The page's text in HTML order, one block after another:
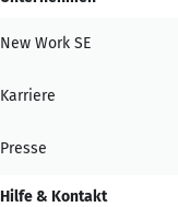
New Work SE
Karriere
Presse
Hilfe & Kontakt